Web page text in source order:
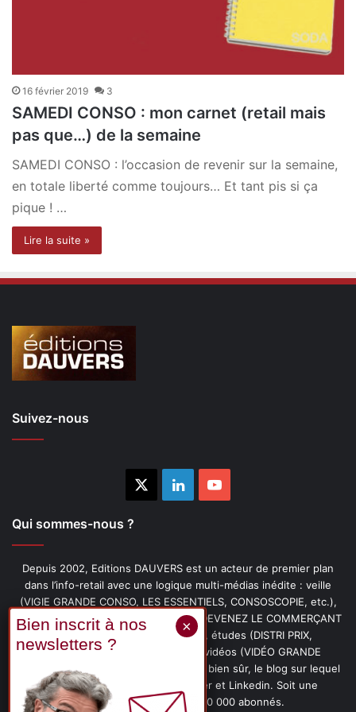
16 février 2019 3
SAMEDI CONSO : mon carnet (retail mais
pas que…) de la semaine
SAMEDI CONSO : l’occasion de revenir sur la semaine,
en totale liberté comme toujours… Et tant pis si ça
pique ! …
Lire la suite »
Suivez-nous
LinkedinYouTube
Qui sommes-nous ?
Depuis 2002, Editions DAUVERS est un acteur de premier plan
dans l’info-retail avec une logique multi-médias inédite : veille
(VIGIE GRANDE CONSO, LES ESSENTIELS, CONSOSCOPIE, etc.),
livres (PENSER-CLIENT, IMAGE-PRIX, DEVENEZ LE COMMERÇANT
PRÉFÉRÉ DE VOS CLIENTS, etc.), études (DISTRI PRIX,
PROMOFLASH, DRIVE INSIGHTS), vidéos (VIDÉO GRANDE
CONSO), podcasts (CAFÉ CONSO) et, bien sûr, le blog sur lequel
vous êtes, ainsi que les fils Twitter et Linkedin. Soit une
communauté de plus de 150 000 abonnés.